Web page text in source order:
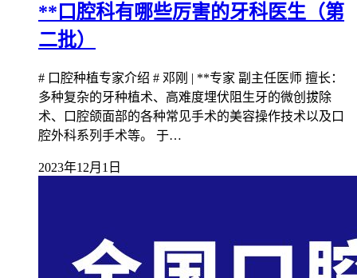
**口腔科有哪些厉害的牙科医生（第
二批）
# 口腔种植专家介绍 # 邓刚 | **专家 副主任医师 擅长：
多种复杂的牙种植术、高难度埋伏阻生牙的微创拔除
术、口腔颌面部的各种常见手术的美容操作技术以及口
腔外科系列手术等。 于…
2023年12月1日